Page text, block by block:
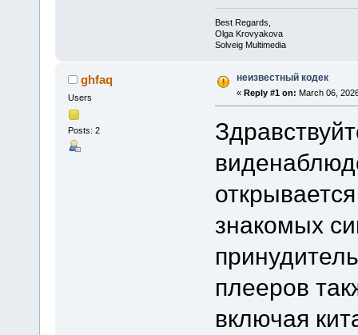
Best Regards,
Olga Krovyakova
Solveig Multimedia
ghfaq
Users
Posts: 2
неизвестный кодек
« Reply #1 on: March 06,
знакомых
плееров
включая